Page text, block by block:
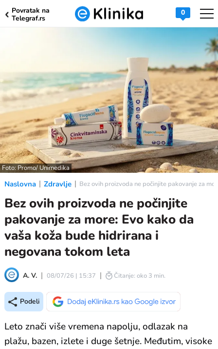
Povratak na
Telegraf.rs
0
Foto: Promo/ Unimedika
Naslovna Zdravlje Bez ovih proizvoda ne počinjite pakovanje za
Bez ovih proizvoda ne počinjite
pakovanje za more: Evo kako da
vaša koža bude hidrirana i
negovana tokom leta
A. V. 08/07/26 | 15:37 Čitanje: oko 3 min.
Podeli
Leto znači više vremena napolju, odlazak na
plažu, bazen, izlete i duge šetnje. Međutim, visoke